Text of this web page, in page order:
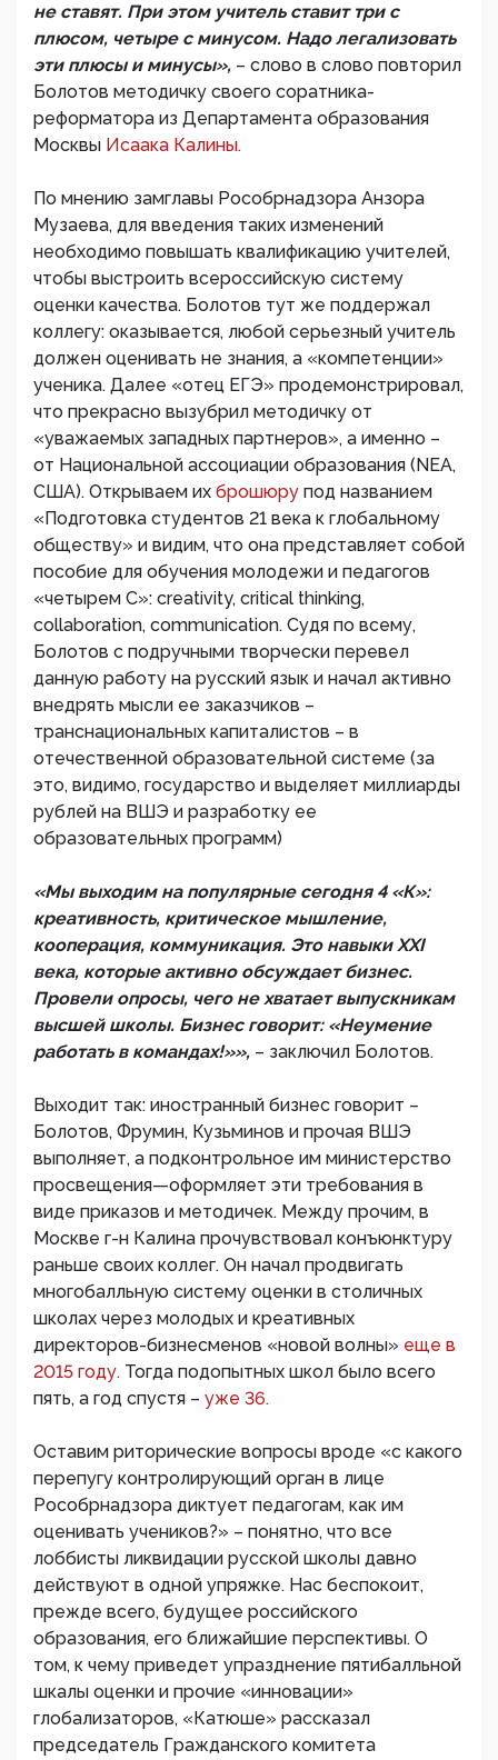
не ставят. При этом учитель ставит три с
плюсом, четыре с минусом. Надо легализовать
эти плюсы и минусы», – слово в слово повторил
Болотов методичку своего соратника-
реформатора из Департамента образования
Москвы Исаака Калины.
По мнению замглавы Рособрнадзора Анзора
Музаева, для введения таких изменений
необходимо повышать квалификацию учителей,
чтобы выстроить всероссийскую систему
оценки качества. Болотов тут же поддержал
коллегу: оказывается, любой серьезный учитель
должен оценивать не знания, а «компетенции»
ученика. Далее «отец ЕГЭ» продемонстрировал,
что прекрасно вызубрил методичку от
«уважаемых западных партнеров», а именно –
от Национальной ассоциации образования (NEA,
США). Открываем их брошюру под названием
«Подготовка студентов 21 века к глобальному
обществу» и видим, что она представляет собой
пособие для обучения молодежи и педагогов
«четырем С»: creativity, critical thinking,
collaboration, communication. Судя по всему,
Болотов с подручными творчески перевел
данную работу на русский язык и начал активно
внедрять мысли ее заказчиков –
транснациональных капиталистов – в
отечественной образовательной системе (за
это, видимо, государство и выделяет миллиарды
рублей на ВШЭ и разработку ее
образовательных программ)
«Мы выходим на популярные сегодня 4 «К»:
креативность, критическое мышление,
кооперация, коммуникация. Это навыки XXI
века, которые активно обсуждает бизнес.
Провели опросы, чего не хватает выпускникам
высшей школы. Бизнес говорит: «Неумение
работать в командах!»», – заключил Болотов.
Выходит так: иностранный бизнес говорит –
Болотов, Фрумин, Кузьминов и прочая ВШЭ
выполняет, а подконтрольное им министерство
просвещения—оформляет эти требования в
виде приказов и методичек. Между прочим, в
Москве г-н Калина прочувствовал конъюнктуру
раньше своих коллег. Он начал продвигать
многобалльную систему оценки в столичных
школах через молодых и креативных
директоров-бизнесменов «новой волны» еще в
2015 году. Тогда подопытных школ было всего
пять, а год спустя – уже 36.
Оставим риторические вопросы вроде «с какого
перепугу контролирующий орган в лице
Рособрнадзора диктует педагогам, как им
оценивать учеников?» – понятно, что все
лоббисты ликвидации русской школы давно
действуют в одной упряжке. Нас беспокоит,
прежде всего, будущее российского
образования, его ближайшие перспективы. О
том, к чему приведет упразднение пятибалльной
шкалы оценки и прочие «инновации»
глобализаторов, «Катюше» рассказал
председатель Гражданского комитета